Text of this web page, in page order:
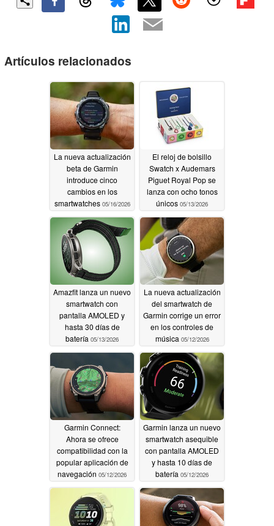
Artículos relacionados
La nueva actualización
beta de Garmin
introduce cinco
cambios en los
smartwatches 05/16/2026
El reloj de bolsillo
Swatch x Audemars
Piguet Royal Pop se
lanza con ocho tonos
únicos 05/13/2026
Amazfit lanza un nuevo
smartwatch con
pantalla AMOLED y
hasta 30 días de
batería 05/13/2026
La nueva actualización
del smartwatch de
Garmin corrige un error
en los controles de
música 05/12/2026
Garmin Connect:
Ahora se ofrece
compatibilidad con la
popular aplicación de
navegación 05/12/2026
Garmin lanza un nuevo
smartwatch asequible
con pantalla AMOLED
y hasta 10 días de
batería 05/12/2026